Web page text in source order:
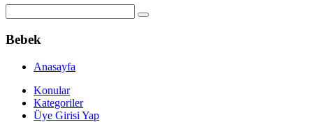
Bebek
Anasayfa
Konular
Kategoriler
Üye Girisi Yap